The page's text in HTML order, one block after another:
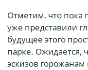
Отметим, что пока
уже представили
будущее этого
парке. Ожидается,
эскизов горожанам